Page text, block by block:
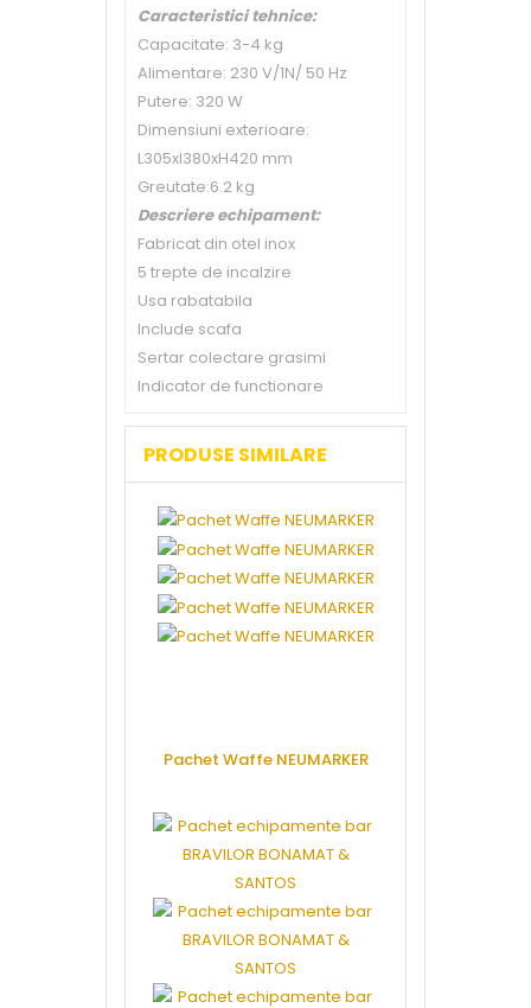
Caracteristici tehnice:
Capacitate: 3-4 kg
Alimentare: 230 V/1N/ 50 Hz
Putere: 320 W
Dimensiuni exterioare:
L305xl380xH420 mm
Greutate:6.2 kg
Descriere echipament:
Fabricat din otel inox
5 trepte de incalzire
Usa rabatabila
Include scafa
Sertar colectare grasimi
Indicator de functionare
PRODUSE SIMILARE
Pachet Waffe NEUMARKER